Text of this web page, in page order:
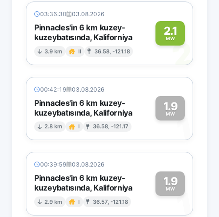
03:36:30 03.08.2026
Pinnacles'in 6 km kuzey-
kuzeybatısında, Kaliforniya
3.9 km II 36.58, -121.18
2.1
MW2
00:42:19 03.08.2026
Pinnacles'in 6 km kuzey-
kuzeybatısında, Kaliforniya
2.8 km I 36.58, -121.17
1.9
MW1
00:39:59 03.08.2026
Pinnacles'in 6 km kuzey-
kuzeybatısında, Kaliforniya
2.9 km I 36.57, -121.18
1.9
MW1